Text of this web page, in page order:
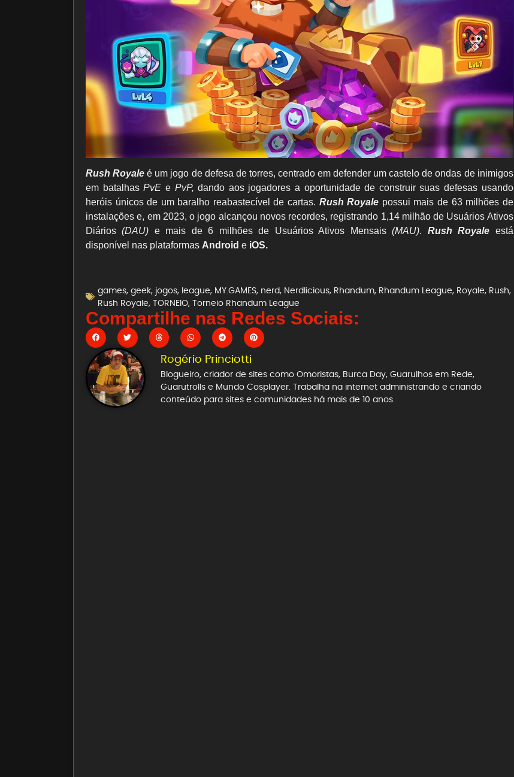
Rush Royale é um jogo de defesa de torres, centrado em defender um castelo de ondas de inimigos
em batalhasPvE e PvP, dando aos jogadores a oportunidade de construir suas defesas usando
heróis únicos de um baralho reabastecível de cartas. Rush Royale possui mais de 63 milhões de
instalações e, em 2023, o jogo alcançou novos recordes, registrando 1,14 milhão de Usuários Ativos
Diários(DAU) e mais de 6 milhões de Usuários Ativos Mensais(MAU). Rush Royale está
disponível nas plataformas Android e iOS.
games, geek, jogos, league, MY.GAMES, nerd, Nerdlicious, Rhandum, Rhandum League, Royale, Rush,
Rush Royale, TORNEIO, Torneio Rhandum League
Compartilhe nas Redes Sociais:
Rogério Princiotti
Blogueiro, criador de sites como Omoristas, Burca Day, Guarulhos em Rede,
Guarutrolls e Mundo Cosplayer. Trabalha na internet administrando e criando
conteúdo para sites e comunidades há mais de 10 anos.